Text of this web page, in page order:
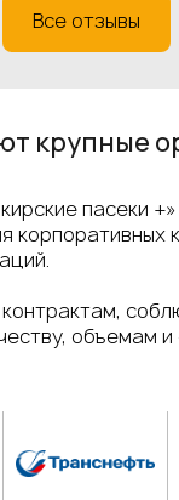
Все отзывы
крупные
пасеки
корпоративных
объемам